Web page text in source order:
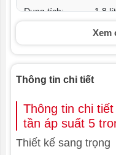
Dung tích: 1.8 lít
Chất liệu lòng
nồi:
Kim
Màn hình hiển
Điện
Xem
Thông tin chi tiết
Thông tin chi
tần áp suất 5
Thiết kế sang trọng